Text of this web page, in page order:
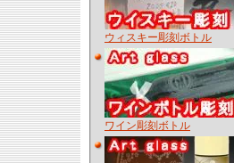
ウィスキー彫刻ボトル
ワイン彫刻ボトル